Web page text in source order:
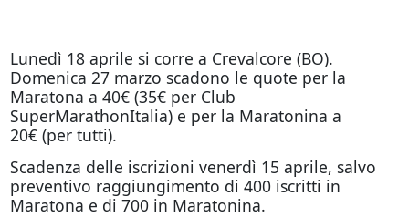
Lunedì 18 aprile si corre a Crevalcore (BO).
Domenica 27 marzo scadono le quote per la
Maratona a 40€ (35€ per Club
SuperMarathonItalia) e per la Maratonina a
20€ (per tutti).
Scadenza delle iscrizioni venerdì 15 aprile, salvo
preventivo raggiungimento di 400 iscritti in
Maratona e di 700 in Maratonina.